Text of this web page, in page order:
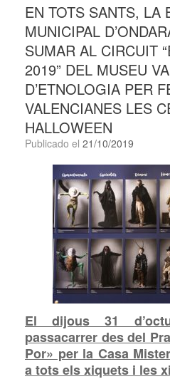
EN TOTS SANTS, LA
MUNICIPAL
SUMAR AL CIRCUIT
2019” DEL MUSEU
D’ETNOLOGIA PER
VALENCIANES LES
HALLOWEEN
Publicado el 21/10/2019
El dijous 31
passacarrer des del
Por» per la Casa
a tots els xiquets i les